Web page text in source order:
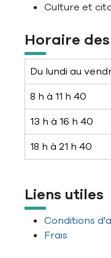
Culture et
Horaire
Du lundi au
8 h à 11 h 40
13 h à 16 h 40
18 h à 21 h 40
Liens utiles
Conditions
Frais